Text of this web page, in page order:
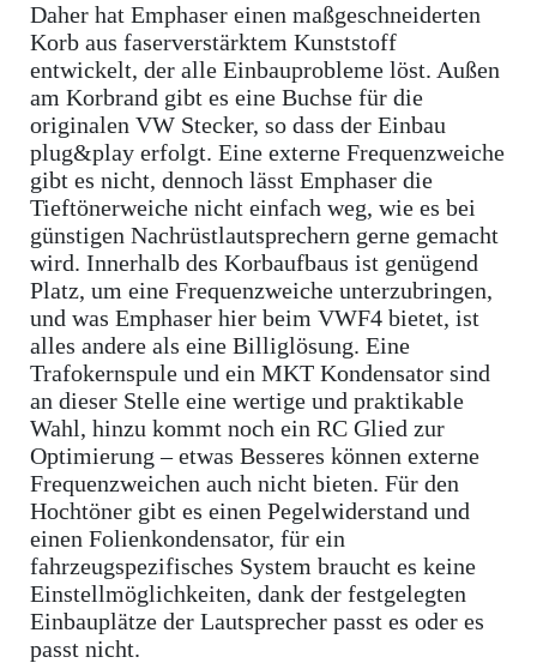
Daher hat Emphaser einen maßgeschneiderten
Korb aus faserverstärktem Kunststoff
entwickelt, der alle Einbauprobleme löst. Außen
am Korbrand gibt es eine Buchse für die
originalen VW Stecker, so dass der Einbau
plug&play erfolgt. Eine externe Frequenzweiche
gibt es nicht, dennoch lässt Emphaser die
Tieftönerweiche nicht einfach weg, wie es bei
günstigen Nachrüstlautsprechern gerne gemacht
wird. Innerhalb des Korbaufbaus ist genügend
Platz, um eine Frequenzweiche unterzubringen,
und was Emphaser hier beim VWF4 bietet, ist
alles andere als eine Billiglösung. Eine
Trafokernspule und ein MKT Kondensator sind
an dieser Stelle eine wertige und praktikable
Wahl, hinzu kommt noch ein RC Glied zur
Optimierung – etwas Besseres können externe
Frequenzweichen auch nicht bieten. Für den
Hochtöner gibt es einen Pegelwiderstand und
einen Folienkondensator, für ein
fahrzeugspezifisches System braucht es keine
Einstellmöglichkeiten, dank der festgelegten
Einbauplätze der Lautsprecher passt es oder es
passt nicht.